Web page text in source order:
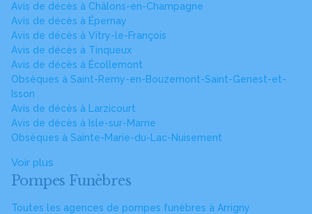
Avis de décès à Châlons-en-Champagne
Avis de décès à Épernay
Avis de décès à Vitry-le-François
Avis de décès à Tinqueux
Avis de décès à Écollemont
Obsèques à Saint-Remy-en-Bouzemont-Saint-Genest-et-
Isson
Avis de décès à Larzicourt
Avis de décès à Isle-sur-Marne
Obsèques à Sainte-Marie-du-Lac-Nuisement
Voir plus
Pompes Funèbres
Toutes les agences de pompes funèbres à Arrigny